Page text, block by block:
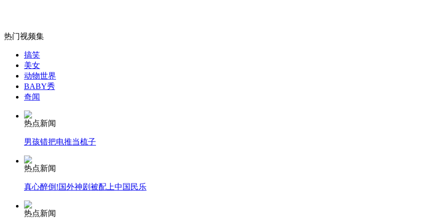
无痛分娩是否安全 医生回应
外交部：反对强权政治霸凌主义
外交部：有关国家言论片面不公正
安徽一实载49人客车翻车
热门视频集
搞笑
美女
动物世界
BABY秀
奇闻
热点新闻
男孩错把电推当梳子
热点新闻
真心醉倒!国外神剧被配上中国民乐
热点新闻